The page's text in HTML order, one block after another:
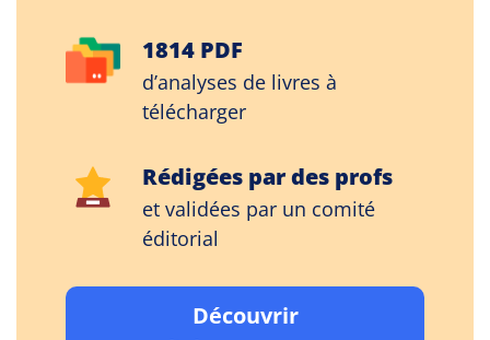
1814 PDF
d’analyses de livres à
télécharger
Rédigées par des profs
et validées par un comité
éditorial
Découvrir